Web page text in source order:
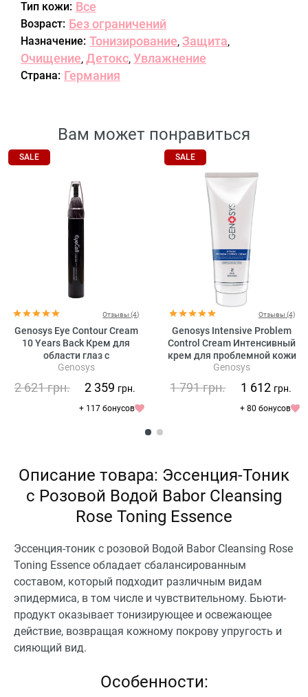
Тип кожи: Все
Возраст: Без ограничений
Назначение: Тонизирование, Защита,
Очищение, Детокс, Увлажнение
Страна: Германия
Вам может понравиться
SALE
Отзывы (4)
Genosys Eye Contour Cream
10 Years Back Крем для
области глаз с
растительными стволовыми
Genosys
2 621грн. 2 359 грн.
+ 117 бонусов
SALE
Отзывы (4)
Genosys Intensive Problem
Control Cream Интенсивный
крем для проблемной кожи
Genosys
1 791грн. 1 612 грн.
+ 80 бонусов
Описание товара: Эссенция-Тоник
с Розовой Водой Babor Cleansing
Rose Toning Essence
Эссенция-тоник с розовой Водой Babor Cleansing Rose
Toning Essence обладает сбалансированным
составом, который подходит различным видам
эпидермиса, в том числе и чувствительному. Бьюти-
продукт оказывает тонизирующее и освежающее
действие, возвращая кожному покрову упругость и
сияющий вид.
Особенности: